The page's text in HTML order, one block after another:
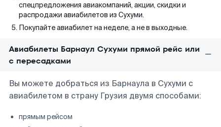
спецпредложения авиакомпаний, акции, скидки и
распродажи авиабилетов из Сухуми.
Покупайте авиабилет на неделе, а не в выходные.
Авиабилеты Барнаул Сухуми прямой рейс или
с пересадками
Вы можете добраться из Барнаула в Сухуми с
авиабилетом в страну Грузия двумя способами:
прямым рейсом